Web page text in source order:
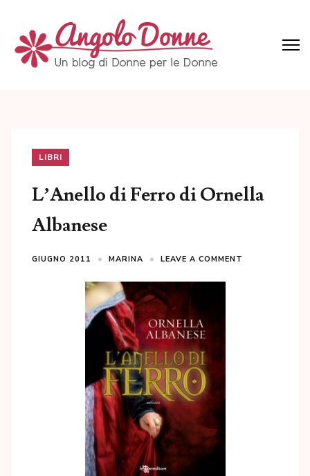
content
(Press
LIBRI
L’Anello di Ferro di Ornella
Albanese
GIUGNO 2011 MARINA LEAVE A COMMENT